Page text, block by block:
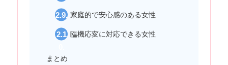
家庭的で安心感のある女性
臨機応変に対応できる女性
まとめ